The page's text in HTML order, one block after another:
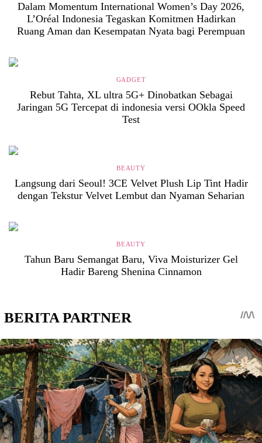
Dalam Momentum International Women’s Day 2026,
L’Oréal Indonesia Tegaskan Komitmen Hadirkan
Ruang Aman dan Kesempatan Nyata bagi Perempuan
GADGET
Rebut Tahta, XL ultra 5G+ Dinobatkan Sebagai
Jaringan 5G Tercepat di indonesia versi OOkla Speed
Test
BEAUTY
Langsung dari Seoul! 3CE Velvet Plush Lip Tint Hadir
dengan Tekstur Velvet Lembut dan Nyaman Seharian
BEAUTY
Tahun Baru Semangat Baru, Viva Moisturizer Gel
Hadir Bareng Shenina Cinnamon